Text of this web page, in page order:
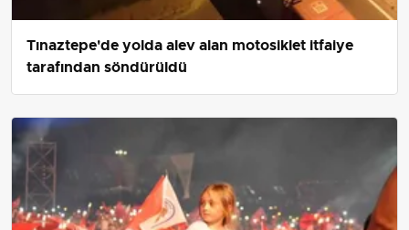
Tınaztepe'de yolda alev alan motosiklet itfaiye
tarafından söndürüldü